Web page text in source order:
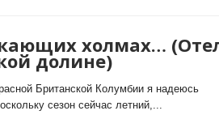
холмах…
долине)
Британской Колумбии я надеюсь
сезон сейчас летний,...